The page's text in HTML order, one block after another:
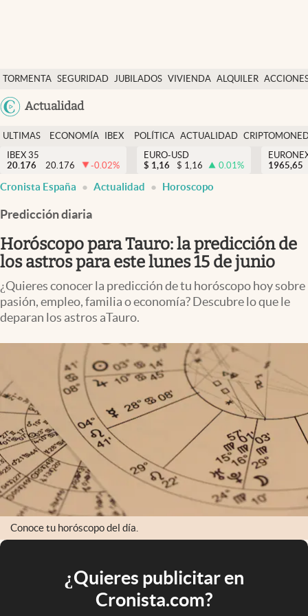
TORMENTA SEGURIDAD JUBILADOS VIVIENDA ALQUILER
USA
Actualidad
Economía y finanzas
Política
Actualidad
Criptomonedas
España
ULTIMAS
NOTICIAS
ECONOMÍA
FINANZAS
IBEX
EURO
POLÍTICA ACTUALIDAD
IBEX 35
20.176
20.176 -0.02%
EURO-USD
$ 1,16 $ 1,16 0.01%
1965,65
Cronista España Actualidad Horoscopo
Predicción diaria
Horóscopo para Tauro: la predicción de
los astros para este lunes 15 de junio
¿Quieres conocer la predicción de tu horóscopo hoy sobre
pasión, empleo, familia o economía? Descubre lo que le
deparan los astros aTauro.
Conoce tu horóscopo del día.
¿Quieres publicitar en
Cronista.com?